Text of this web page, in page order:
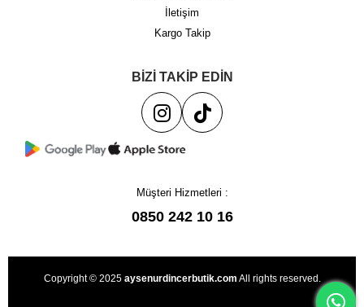
İletişim
Kargo Takip
BİZİ TAKİP EDİN
Müşteri Hizmetleri :
0850 242 10 16
Copyright © 2025 aysenurdincerbutik.com All rights reserved.